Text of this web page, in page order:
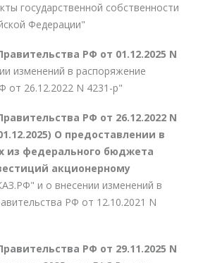
государственной собственности
Федерации"
РФ от 01.12.2025 N
изменений в распоряжение
от 26.12.2022 N 4231-р"
РФ от 26.12.2022 N
О предоставлении в
из федерального бюджета
акционерному
и о внесении изменений в
РФ от 12.10.2021 N
РФ от 29.11.2025 N